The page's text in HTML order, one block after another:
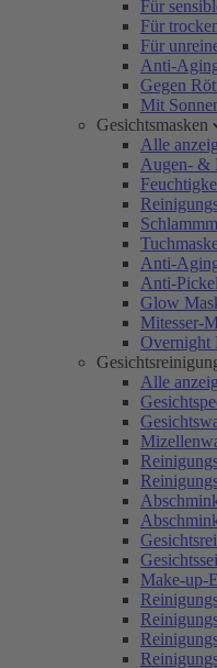
Für
Für
Für
Anti-
Gegen
Mit
Gesichtsmasken
Alle
Augen- &
Anti-
Anti-
Glow
Mitesser-
Overnight
Alle
Make-up-